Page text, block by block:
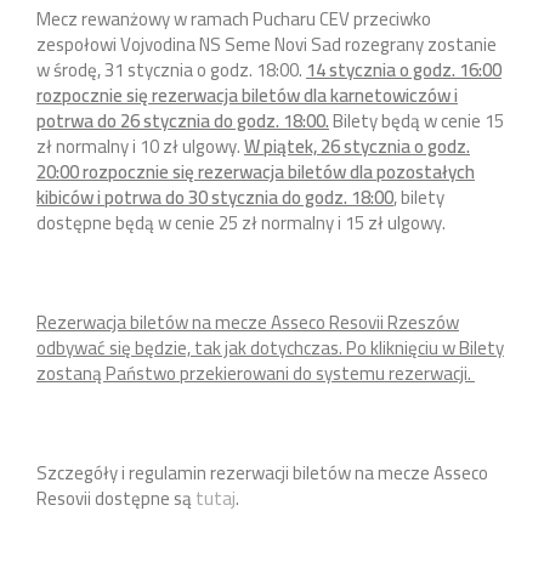
Mecz rewanżowy w ramach Pucharu CEV przeciwko
zespołowi Vojvodina NS Seme Novi Sad rozegrany zostanie
w środę, 31 stycznia o godz. 18:00.14 stycznia o godz. 16:00
rozpocznie się rezerwacja biletów dla karnetowiczów i
potrwa do 26 stycznia do godz. 18:00.Bilety będą w cenie 15
zł normalny i 10 zł ulgowy.W piątek, 26 stycznia o godz.
20:00 rozpocznie się rezerwacja biletów dla pozostałych
kibiców i potrwa do 30 stycznia do godz. 18:00, bilety
dostępne będą w cenie 25 zł normalny i 15 zł ulgowy.
Rezerwacja biletów na mecze Asseco Resovii Rzeszów
odbywać się będzie, tak jak dotychczas. Po kliknięciu w Bilety
zostaną Państwo przekierowani do systemu rezerwacji.
Szczegóły i regulamin rezerwacji biletów na mecze Asseco
Resovii dostępne sątutaj.